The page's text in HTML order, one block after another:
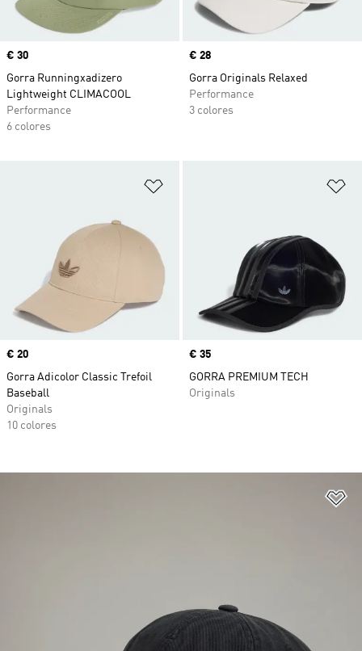
Precio
€ 30
Gorra Runningxadizero
Lightweight CLIMACOOL
Performance
6 colores
Precio
€ 28
Gorra Originals Relaxed
Performance
3 colores
Precio
€ 20
Gorra Adicolor Classic Trefoil
Baseball
Originals
10 colores
Precio
€ 35
GORRA PREMIUM TECH
Originals